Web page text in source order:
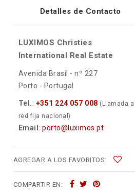
Detalles de Contacto
LUXIMOS Christies
International Real Estate
Avenida Brasil - nº 227
Porto - Portugal
Tel.: +351 224 057 008 (Llamada a
red fija nacional)
Email : porto@luximos.pt
AGREGAR A LOS FAVORITOS:
COMPARTIR EN: